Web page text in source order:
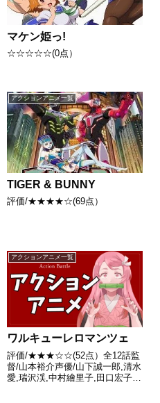
マケン姫っ!
☆☆☆☆☆(0点）
アクションアニメ一覧
TIGER & BUNNY
評価/★★★★☆(69点）
アクションアニメ一覧
ワルキューレロマンツェ
評価/★★★☆☆(52点）全12話監
督/山本裕介声優/山下誠一郎,清水
愛,瑞沢渓,中村繪里子,田口宏子ほ